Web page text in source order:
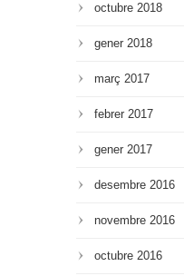
octubre 2018
gener 2018
març 2017
febrer 2017
gener 2017
desembre 2016
novembre 2016
octubre 2016